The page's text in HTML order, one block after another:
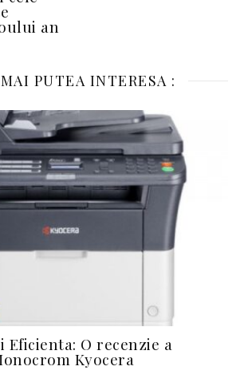
an
PUTEA INTERESA :
Eficienta: O recenzie a
Kyocera